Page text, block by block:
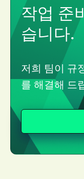
작업 준
습니다.
저희 팀이 규
를 해결해 드